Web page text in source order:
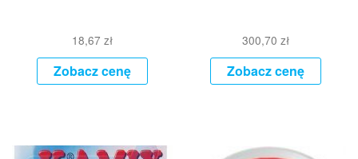
18,67 zł
Zobacz cenę
300,70zł
Zobacz cenę